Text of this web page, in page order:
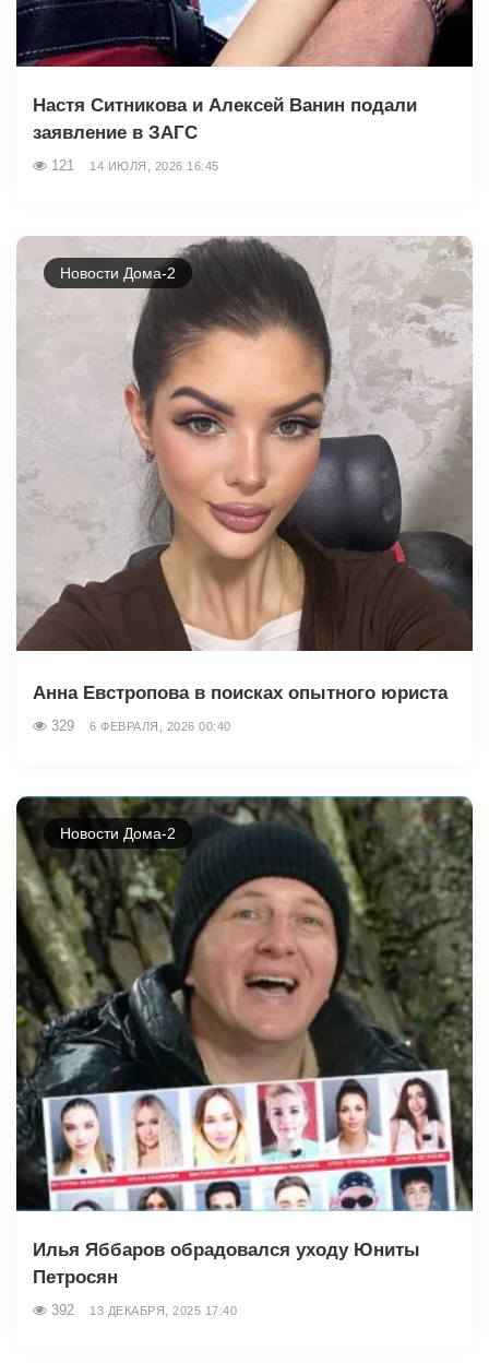
Настя Ситникова и Алексей Ванин подали
заявление в ЗАГС
121 14 ИЮЛЯ, 2026 16:45
Новости Дома-2
Анна Евстропова в поисках опытного юриста
329 6 ФЕВРАЛЯ, 2026 00:40
Новости Дома-2
Илья Яббаров обрадовался уходу Юниты
Петросян
392 13 ДЕКАБРЯ, 2025 17:40